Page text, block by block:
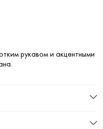
рукавом и акцентными